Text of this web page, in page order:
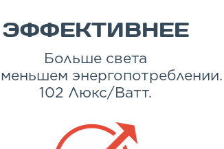
ЭФФЕКТИВНЕЕ
Больше света
энергопотреблении.
102 Люкс/Ватт.